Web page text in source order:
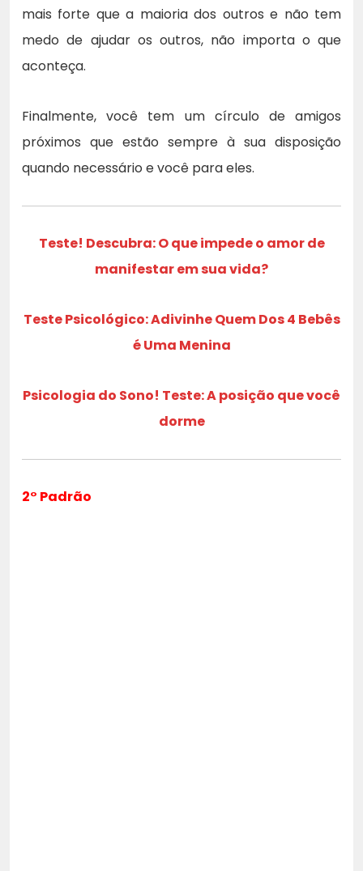
mais forte que a maioria dos outros e não tem
medo de ajudar os outros, não importa o que
aconteça.
Finalmente, você tem um círculo de amigos
próximos que estão sempre à sua disposição
quando necessário e você para eles.
Teste! Descubra: O que impede o amor de
manifestar em sua vida?
Teste Psicológico: Adivinhe Quem Dos 4 Bebês
é Uma Menina
Psicologia do Sono! Teste: A posição que você
dorme
2° Padrão